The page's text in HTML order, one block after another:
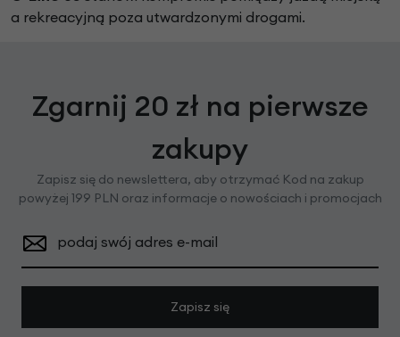
a rekreacyjną poza utwardzonymi drogami.
Zgarnij 20 zł na pierwsze
zakupy
Zapisz się do newslettera, aby otrzymać Kod na zakup
powyżej 199 PLN oraz informacje o nowościach i promocjach
podaj swój adres e-mail
Zapisz się